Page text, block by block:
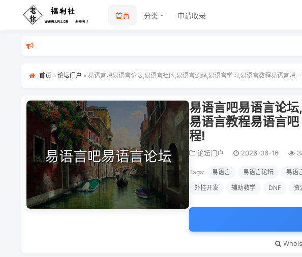
首页 分类 申请收录
首页 » 论坛门户 » 易语言吧易语言论坛,易语言社区,易语言源码,易语言学习,易语言教程易语言吧
易语言吧易语言论
易语言教程易语言
程!
论坛门户 2026-06-16
Tags: 易语言 易语言论坛 易语
外挂开发 辅助教学 DNF 资
Whois